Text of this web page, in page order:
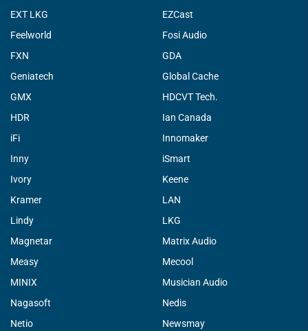
EXT LKG
EZCast
Feelworld
Fosi Audio
FXN
GDA
Geniatech
Global Cache
GMX
HDCVT Tech.
HDR
Ian Canada
iFi
Innomaker
Inny
iSmart
Ivory
Keene
Kramer
LAN
Lindy
LKG
Magnetar
Matrix Audio
Measy
Mecool
MINIX
Musician Audio
Nagasoft
Nedis
Netio
Newsmay